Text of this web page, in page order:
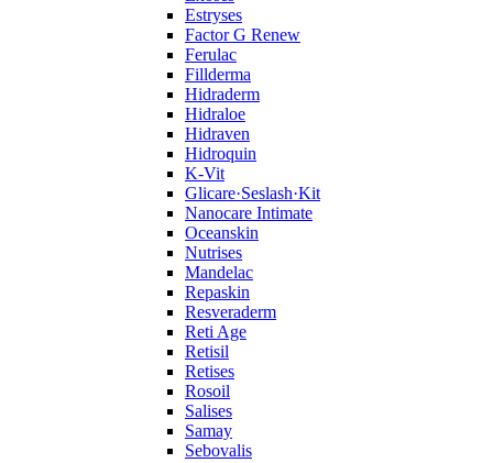
Estryses
Factor G Renew
Ferulac
Fillderma
Hidraderm
Hidraloe
Hidraven
Hidroquin
K-Vit
Glicare·Seslash·Kit
Nanocare Intimate
Oceanskin
Nutrises
Mandelac
Repaskin
Resveraderm
Reti Age
Retisil
Retises
Rosoil
Salises
Samay
Sebovalis